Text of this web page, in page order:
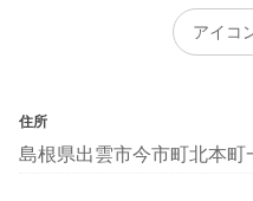
アイコ
住所
島根県出雲市今市町北本町